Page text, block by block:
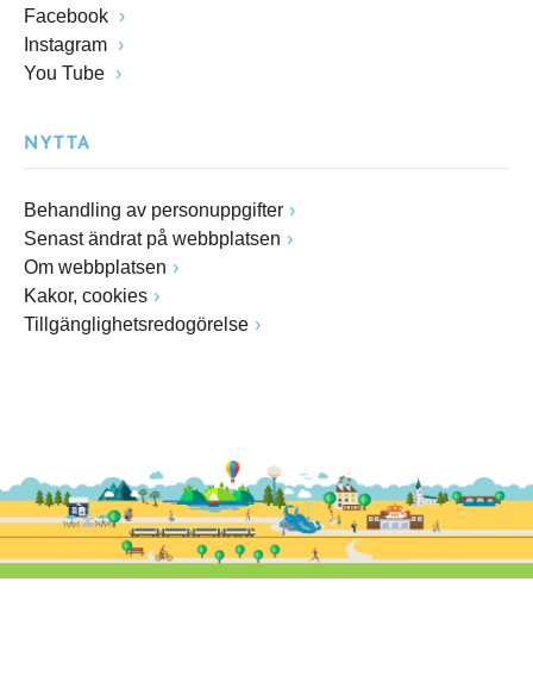
Facebook
Instagram
You Tube
NYTTA
Behandling av personuppgifter
Senast ändrat på webbplatsen
Om webbplatsen
Kakor, cookies
Tillgänglighetsredogörelse